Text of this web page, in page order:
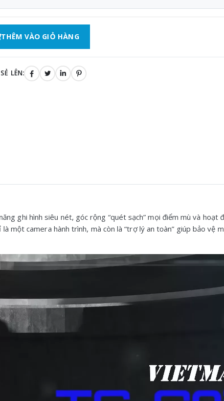
THÊM VÀO GIỎ HÀNG
LÊN:
ghi hình siêu nét, góc rộng “quét sạch” mọi điểm mù và hoạt
một camera hành trình, mà còn là “trợ lý an toàn” giúp bảo vệ